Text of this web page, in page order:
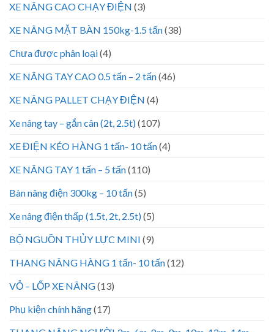
XE NÂNG CAO CHẠY ĐIỆN (3)
XE NÂNG MẶT BÀN 150kg-1.5 tấn(38)
Chưa được phân loại(4)
XE NÂNG TAY CAO 0.5 tấn – 2 tấn(46)
XE NÂNG PALLET CHẠY ĐIỆN (4)
Xe nâng tay – gắn cân (2t, 2.5t)(107)
XE ĐIỆN KÉO HÀNG 1 tấn- 10 tấn(4)
XE NÂNG TAY 1 tấn – 5 tấn(110)
Bàn nâng điện 300kg – 10 tấn(5)
Xe nâng điện thấp (1.5t, 2t, 2.5t)(5)
BỘ NGUỒN THỦY LỰC MINI (9)
THANG NÂNG HÀNG 1 tấn- 10 tấn(12)
VỎ – LỐP XE NÂNG(13)
Phụ kiện chính hãng(17)